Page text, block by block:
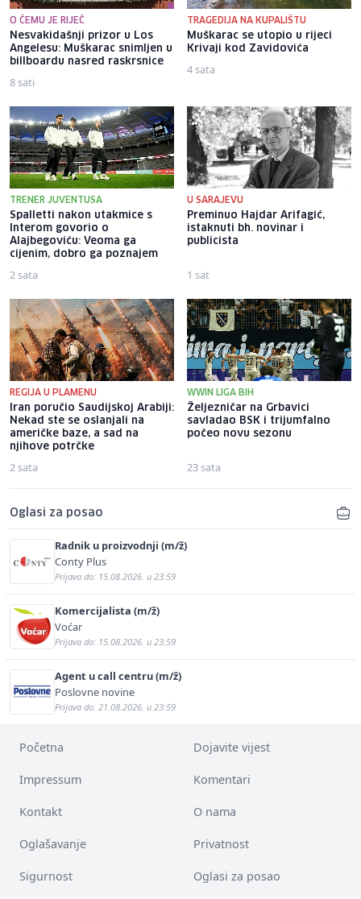
O ČEMU JE RIJEČ
Nesvakidašnji prizor u Los
Angelesu: Muškarac snimljen u
billboardu nasred raskrsnice
8 sati
TRAGEDIJA NA KUPALIŠTU
Muškarac se utopio u rijeci
Krivaji kod Zavidovića
4 sata
TRENER JUVENTUSA
Spalletti nakon utakmice s
Interom govorio o
Alajbegoviću: Veoma ga
cijenim, dobro ga poznajem
2 sata
U SARAJEVU
Preminuo Hajdar Arifagić,
istaknuti bh. novinar i
publicista
1 sat
REGIJA U PLAMENU
Iran poručio Saudijskoj Arabiji:
Nekad ste se oslanjali na
američke baze, a sad na
njihove potrčke
2 sata
WWIN LIGA BIH
Željezničar na Grbavici
savladao BSK i trijumfalno
počeo novu sezonu
23 sata
Oglasi za posao
Radnik u proizvodnji (m/ž)
Conty Plus
Prijava do: 15.08.2026. u 23:59
Komercijalista (m/ž)
Voćar
Prijava do: 15.08.2026. u 23:59
Agent u call centru (m/ž)
Poslovne novine
Prijava do: 21.08.2026. u 23:59
Početna Dojavite vijest
Impressum Komentari
Kontakt O nama
Oglašavanje Privatnost
Sigurnost Oglasi za posao